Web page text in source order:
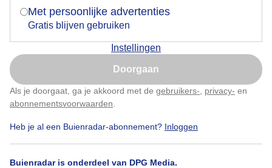
Met persoonlijke advertenties
Gratis blijven gebruiken
Instellingen
Doorgaan
Als je doorgaat, ga je akkoord met de gebruikers- privacy- en
abonnementsvoorwaarden
Heb je al een Buienradar-abonnement? Inloggen
Buienradar is onderdeel van DPG Media.
Mix van zon en wolken
Door: ria brasser Gemaakt: 25-04-2025, 37x bekeken
Nu niet, misschien later
Klik hierom dit aan te passen